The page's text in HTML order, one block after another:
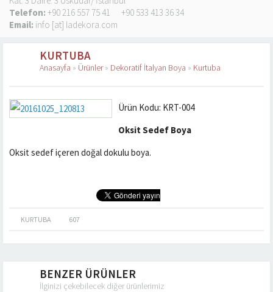
Telefon: +90 216 557 75 41
+90 533 413 36 34
Email: info [at] ladekora.com
KURTUBA
Anasayfa » Ürünler» Dekoratif İtalyan Boya » Kurtuba
Ürün Kodu: KRT-004
Oksit Sedef Boya
Oksit sedef içeren doğal dokulu boya.
KURTUBA 607
BENZER ÜRÜNLER
İlginizi çekebilecek diğer ürünlerimiz